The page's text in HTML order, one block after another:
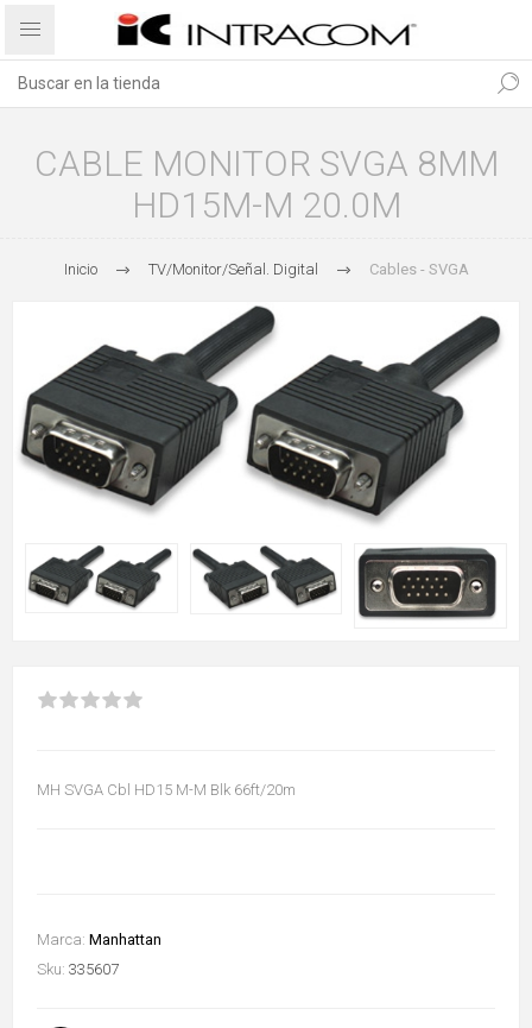
CABLE MONITOR SVGA 8MM
HD15M-M 20.0M
Inicio TV/Monitor/Señal. Digital Cables - SVGA
MH SVGA Cbl HD15 M-M Blk 66ft/20m
Marca: Manhattan
Sku: 335607